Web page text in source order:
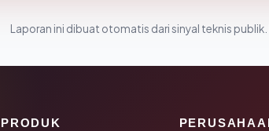
Laporan ini dibuat otomatis dari sinyal teknis
PRODUK